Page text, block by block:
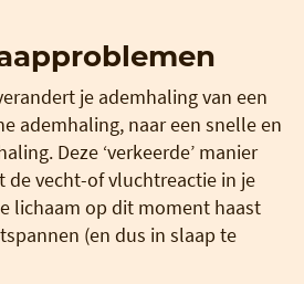
je ademhaling van een
ademhaling, naar een snelle en
Deze ‘verkeerde’ manier
de vecht-of vluchtreactie in je
lichaam op dit moment haast
(en dus in slaap te